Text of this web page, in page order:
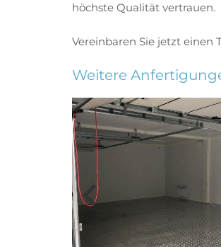
höchste Qualität vertrauen.
Vereinbaren Sie jetzt einen
Weitere